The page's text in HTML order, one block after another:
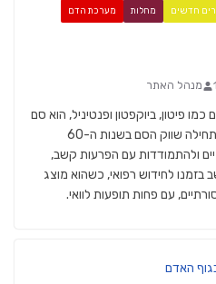
חדשים מחלות מערכת הדם
מנהל האתר
פיטון, ביוקפטון ופנטיניל, הוא סם
סינתטי ממשפחת האמפטמינים. תחילה שווק הסם בשנות ה-60
ולהתמודדות עם הפרעות קשב,
בזמנו לחידוש רפואי, כשהוא מוצג
עם פחות תופעות לוואי.
האדם